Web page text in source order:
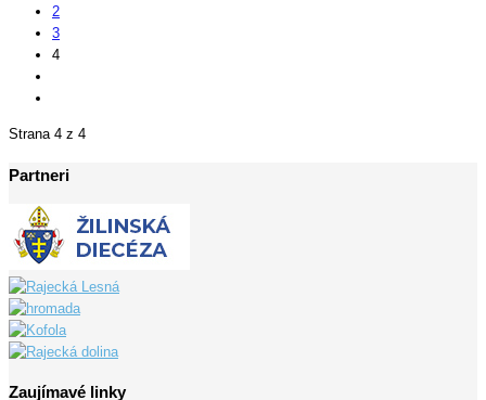
2
3
4
Strana 4 z 4
Partneri
Zaujímavé linky